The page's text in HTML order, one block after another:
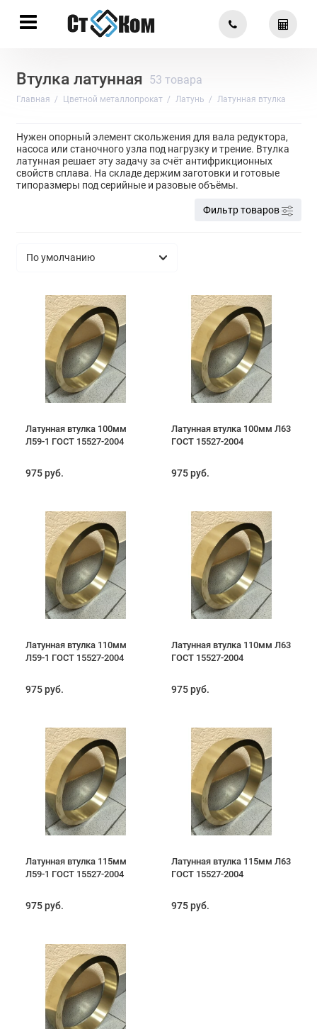
Втулка латунная 53 товара
Главная Цветной металлопрокат Латунь Латунная втулка
Нужен опорный элемент скольжения для вала редуктора,
насоса или станочного узла под нагрузку и трение. Втулка
латунная решает эту задачу за счёт антифрикционных
свойств сплава. На складе держим заготовки и готовые
типоразмеры под серийные и разовые объёмы.
Фильтр товаров
Латунная втулка 100мм
Л59-1 ГОСТ 15527-2004
975 руб.
Латунная втулка 100мм Л63
ГОСТ 15527-2004
975 руб.
Латунная втулка 110мм
Л59-1 ГОСТ 15527-2004
975 руб.
Латунная втулка 110мм Л63
ГОСТ 15527-2004
975 руб.
Латунная втулка 115мм
Л59-1 ГОСТ 15527-2004
975 руб.
Латунная втулка 115мм Л63
ГОСТ 15527-2004
975 руб.